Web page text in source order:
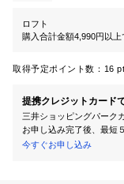
ロフト
購入合計金額4,990円以上
取得予定ポイント数： 16 pt
提携クレジットカード
三井ショッピングパーク
お申し込み完了後、最短
今すぐお申し込み